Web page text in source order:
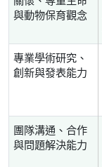
與動物保育觀念
專業學術研究、
創新與發表能力
團隊溝通、合作
與問題解決能力